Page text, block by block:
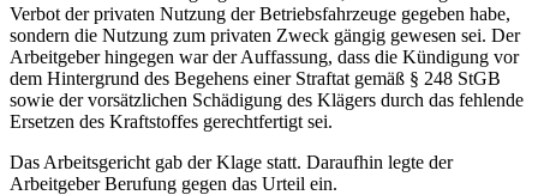
Verbot der privaten Nutzung der Betriebsfahrzeuge gegeben habe,
sondern die Nutzung zum privaten Zweck gängig gewesen sei. Der
Arbeitgeber hingegen war der Auffassung, dass die Kündigung vor
dem Hintergrund des Begehens einer Straftat gemäß § 248 StGB
sowie der vorsätzlichen Schädigung des Klägers durch das fehlende
Ersetzen des Kraftstoffes gerechtfertigt sei.
Das Arbeitsgericht gab der Klage statt. Daraufhin legte der
Arbeitgeber Berufung gegen das Urteil ein.